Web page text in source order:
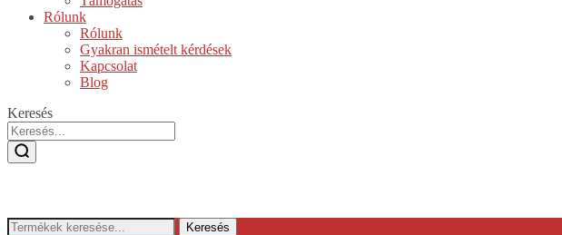
Rólunk
Rólunk
Gyakran ismételt kérdések
Kapcsolat
Blog
Keresés
Keresés: Keresés